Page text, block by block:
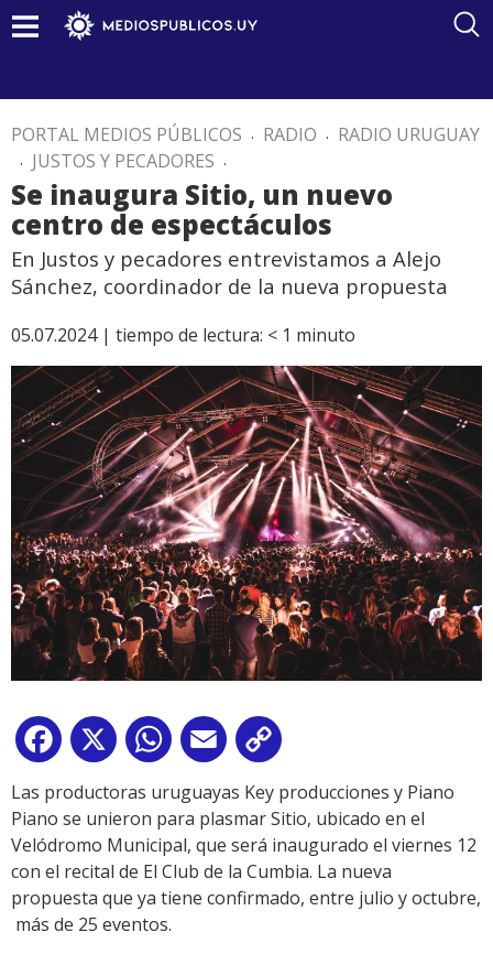
PORTAL MEDIOS PÚBLICOS . RADIO . RADIO URUGUAY
. JUSTOS Y PECADORES .
Se inaugura Sitio, un nuevo
centro de espectáculos
En Justos y pecadores entrevistamos a Alejo
Sánchez, coordinador de la nueva propuesta
05.07.2024 | tiempo de lectura: < 1 minuto
Facebook
X WhatsApp
Email
Link
Las productoras uruguayas Key producciones y Piano
Piano se unieron para plasmar Sitio, ubicado en el
Velódromo Municipal, que será inaugurado el viernes 12
con el recital de El Club de la Cumbia. La nueva
propuesta que ya tiene confirmado, entre julio y octubre,
más de 25 eventos.